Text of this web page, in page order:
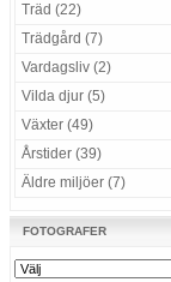
Träd (22)
Trädgård (7)
Vardagsliv (2)
Vilda djur (5)
Växter (49)
Årstider (39)
Äldre miljöer (7)
FOTOGRAFER